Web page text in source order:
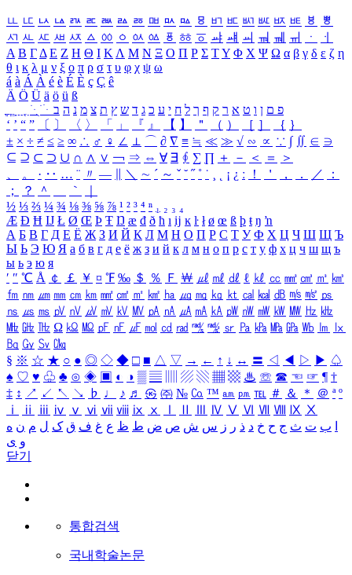
ㅥ ㅦ ㅧ ㅨ ㅩ ㅪ ㅫ ㅬ ㅭ ㅮ ㅯ ㅰ ㅱ ㅲ ㅳ ㅴ ㅵ ㅶ ㅷ ㅸ
ㅹ
ㅺ ㅻ ㅼ ㅽ ㅾ ㅿ ㆀ ㆁ ㆂ ㆃ ㆄ ㆅ ㆆ ㆇ ㆈ ㆉ ㆊ ㆋ ㆌ ㆍ
ㆎ
Α Β ΓΔ Ε Ζ Η Θ Ι ΚΛ Μ Ν Ξ Ο Π Ρ Σ ΤΥ Φ Χ Ψ Ω α β γ δ ε ζ η
θ ι κ λ μ ν ξ ο π ρ σ τ υ φ χ ψ ω
á à Á À é è É È ç Ç ê
Ä Ö Ü ä ö ü ß
ִֶֹ ֻּ ׁׂ פ ם ן ו ט א ר ק ף ך ל ח י ע כ ג ד ש ץ ת צ מ נ ה ב
‘ ’ “ ” 〔 〕 〈 〉 「 」 『 』 【 】 ＂ （ ） ［ ］ ｛ ｝
± × ÷ ≠ ≤ ≥ ∞ ∴ ♂ ♀ ∠ ⊥ ⌒ ∂ ∇ ≡ ≒ ≪ ≫ √ ∽ ∝ ∵ ∫ ∬ ∈ ∋
⊆ ⊇ ⊂ ⊃ ∪ ∩ ∧ ∨ ￢ ⇒ ⇔ ∀ ∃ ∮ ∑ ∏ ＋ － ＜ ＝
＞
、
。 · ‥ … ¨ 〃 ― ＼ ∼ ´ ～ ˇ ˘ ˝ ˚ ˙ ¸ ¡ ¿ ː ！ ＇ ， ． ／
：
；
？ ＾ ｀
½ ⅓ ⅔ ¼ ¾ ⅛ ⅜ ⅝ ⅞ ¹ ² ³ ⁴ ⁿ ₁ ₂ ₃ ₄
Æ Ð Ħ Ĳ Ł Ø Œ Þ Ŧ Ŋ æ đ ð ħ ı ĳ ĸ ŀ ł ø œ ß þ ŧ ŋ ŉ
А Б В Г Д Е Ё Ж З И Й К Л М Н О П Р С Т У Ф Х Ц Ч Ш Щ Ъ
Ы Ь Э Ю Я а б в г д е ё ж з и й к л м н о п р с т у ф х ц ч ш щ ъ
ы ь э ю я
′ ″ ℃ Å ￠ ￡ ￥ ¤ ℉ ‰ ＄ ％ Ｆ ￦ ㎕ ㎖ ㎗ ℓ ㎘ ㏄ ㎣ ㎤ ㎥ ㎦
㎙ ㎚ ㎛ ㎜ ㎝ ㎞ ㎟ ㎠ ㎡ ㎢ ㏊ ㎍ ㎎ ㎏ ㏏ ㎈ ㎉ ㏈ ㎧ ㎨ ㎰
㎱ ㎲ ㎳ ㎴ ㎵ ㎶ ㎷ ㎸ ㎹ ㎀ ㎁ ㎂ ㎃ ㎄ ㎺ ㎻ ㎽ ㎾ ㎿ ㎐ ㎑
㎒ ㎓ ㎔ Ω ㏀ ㏁ ㎊ ㎋ ㎌ ㏖ ㏅ ㎭ ㎮ ㎯ ㏛ ㎩ ㎪ ㎫ ㎬ ㏝ ㏐
㏓
㏃ ㏉ ㏜ ㏆
§ ※ ☆ ★ ○ ● ◎ ◇ ◆ □ ■ △ ▽ → ← ↑ ↓ ↔ 〓 ◁ ◀ ▷ ▶ ♤
♠ ♡ ♥ ♧ ♣ ⊙ ◈ ▣ ◐ ◑ ▒ ▤ ▨ ▧ ▦ ▩ ♨ ☏ ☎ ☜ ☞ ¶ †
‡ ↕ ↗ ↙ ↖ ↘ ♭ ♩ ♪ ♬ ㉿ ㈜ № ㏇ ™ ㏂ ㏘ ℡ ＃ ＆ ＊ ＠ ª º
ⅰ
ⅱ ⅲ ⅳ ⅴ ⅵ ⅶ ⅷ ⅸ ⅹ Ⅳ Ⅴ Ⅵ Ⅶ Ⅷ Ⅸ Ⅹ
ب ت ث ج ح خ د ذ ر ز س ش ص ض ط ظ ع غ ف ق ک ل م ن ه
و ی
닫기
통합검색
국내학술논문